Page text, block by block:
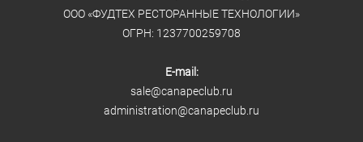
ООО «ФУДТЕХ РЕСТОРАННЫЕ ТЕХНОЛОГИИ»
ОГРН: 1237700259708
E-mail:
sale@canapeclub.ru
administration@canapeclub.ru